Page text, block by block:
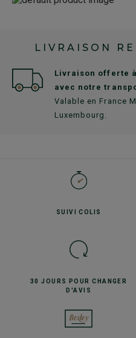
LIVRAISON
Livraison offerte
avec notre
Valable en France
Luxembourg.
SUIVICOLIS
30 JOURS POURCHANGER
D'AVIS